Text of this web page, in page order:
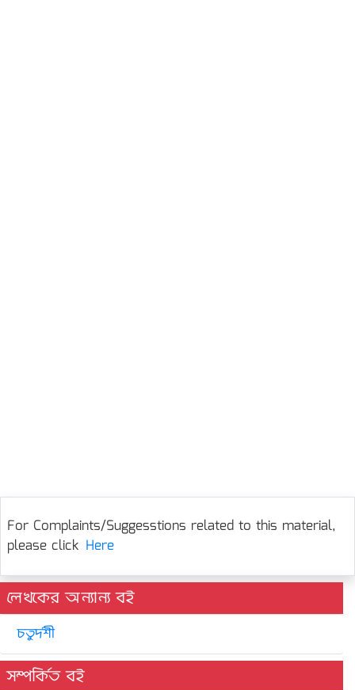
For Complaints/Suggesstions related to this material,
please click Here
লেখকের অন্যান্য বই
চতুর্দশী
সম্পর্কিত বই